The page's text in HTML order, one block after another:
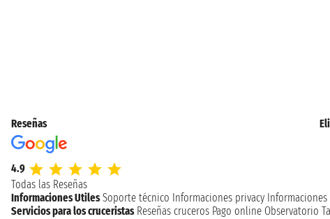
Reseñas
4.9
Todas las Reseñas
Informaciones Utiles Soporte técnico Informaciones privacy
Servicios para los cruceristas Reseñas cruceros Pago online Observatorio